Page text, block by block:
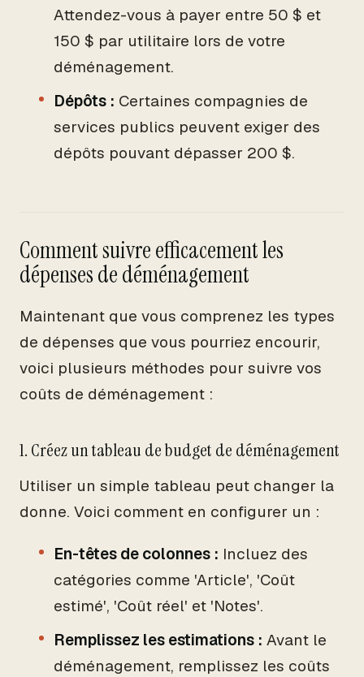
Attendez-vous à payer entre 50 $ et
150 $ par utilitaire lors de votre
déménagement.
Dépôts : Certaines compagnies de
services publics peuvent exiger des
dépôts pouvant dépasser 200 $.
Comment suivre efficacement les
dépenses de déménagement
Maintenant que vous comprenez les types
de dépenses que vous pourriez encourir,
voici plusieurs méthodes pour suivre vos
coûts de déménagement :
1. Créez un tableau de budget de déménagement
Utiliser un simple tableau peut changer la
donne. Voici comment en configurer un :
En-têtes de colonnes : Incluez des
catégories comme 'Article', 'Coût
estimé', 'Coût réel' et 'Notes'.
Remplissez les estimations : Avant le
déménagement, remplissez les coûts